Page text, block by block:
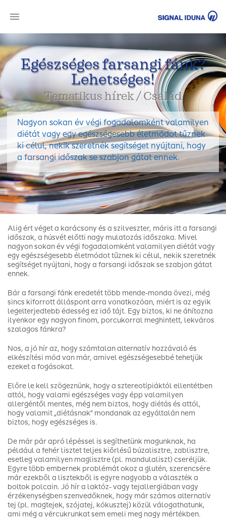
Egészséges farsangi fánk?
Lehetséges!
Tematikus hírek / Család
Nagyon sokan év végi fogadalomként valamilyen
diétát vagy egy egészségesebb életmódot tűznek
ki célul, nekik szeretnék segítséget nyújtani, hogy
a farsangi időszak se szabjon gátat ennek.
Alig ért véget a karácsony és a szilveszter, máris itt a farsangi
időszak, a húsvét előtti nagy mulatozás időszaka. Mivel
nagyon sokan év végi fogadalomként valamilyen diétát vagy
egy egészségesebb életmódot tűznek ki célul, nekik szeretnék
segítséget nyújtani, hogy a farsangi időszak se szabjon gátat
ennek.
Bár a farsangi fánk eredetét több mende-monda övezi, még
sincs kiforrott álláspont arra vonatkozóan, miért is az egyik
legelterjedtebb édesség ez idő tájt. Egy biztos, ki ne áhítozna
ilyenkor egy nagyon finom, porcukorral meghintett, lekváros
szalagos fánkra?
Nos, a jó hír az, hogy számtalan alternatív hozzávaló és
elkészítési mód van már, amivel egészségesebbé tehetjük
ezeket a fogásokat.
Előre le kell szögeznünk, hogy a sztereotípiáktól ellentétben
attól, hogy valami egészséges vagy épp valamilyen
allergéntől mentes, még nem biztos, hogy diétás és attól,
hogy valamit „diétásnak” mondanak az egyáltalán nem
biztos, hogy egészséges is.
De már pár apró lépéssel is segíthetünk magunknak, ha
például a fehér lisztet teljes kiőrlésű búzalisztre, zablisztre,
esetleg valamilyen maglisztre (pl. mandulaliszt) cseréljük.
Egyre több embernek problémát okoz a glutén, szerencsére
már ezekből a lisztekből is egyre nagyobb a választék a
boltok polcain. Jó hír a laktóz- vagy tejallergiában vagy
érzékenységben szenvedőknek, hogy már számos alternatív
tej (pl. magtejek, szójatej, kókusztej) közül válogathatunk,
ami még a vércukrunkat sem emeli meg nagy mértékben.